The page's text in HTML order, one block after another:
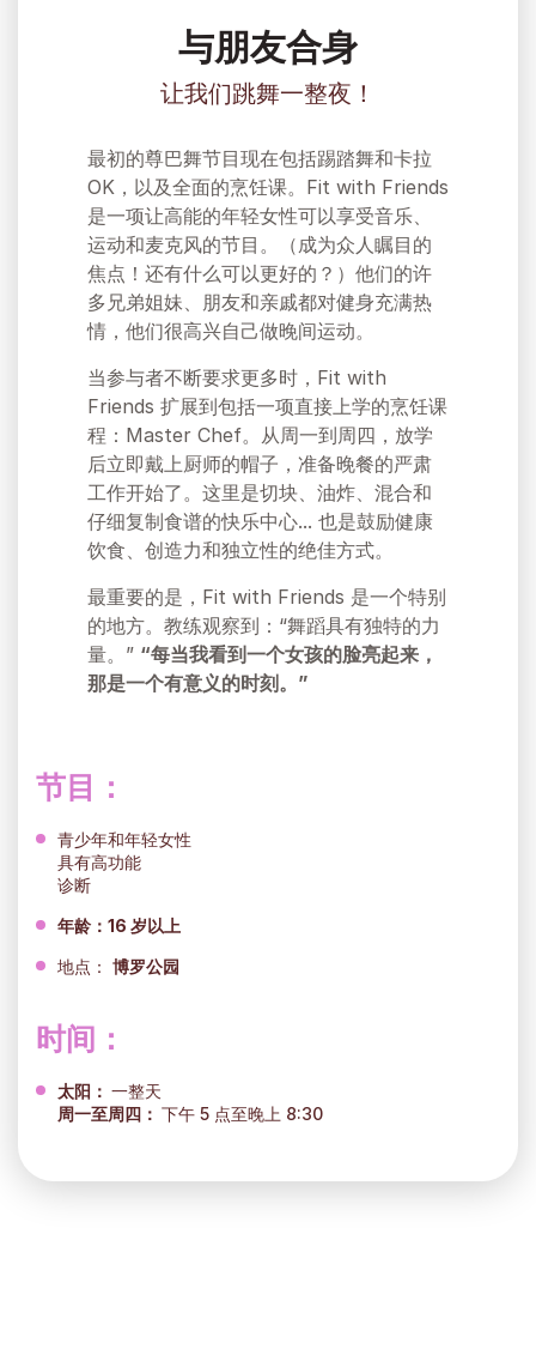
与朋友合身
让我们跳舞一整夜！
最初的尊巴舞节目现在包括踢踏舞和卡拉
OK，以及全面的烹饪课。Fit with Friends
是一项让高能的年轻女性可以享受音乐、
运动和麦克风的节目。（成为众人瞩目的
焦点！还有什么可以更好的？）他们的许
多兄弟姐妹、朋友和亲戚都对健身充满热
情，他们很高兴自己做晚间运动。
当参与者不断要求更多时，Fit with
Friends 扩展到包括一项直接上学的烹饪课
程：Master Chef。从周一到周四，放学
后立即戴上厨师的帽子，准备晚餐的严肃
工作开始了。这里是切块、油炸、混合和
仔细复制食谱的快乐中心... 也是鼓励健康
饮食、创造力和独立性的绝佳方式。
最重要的是，Fit with Friends 是一个特别
的地方。教练观察到：“舞蹈具有独特的力
量。” “每当我看到一个女孩的脸亮起来，
那是一个有意义的时刻。”
节目：
青少年和年轻女性
具有高功能
诊断
年龄：16 岁以上
地点： 博罗公园
时间：
太阳： 一整天
周一至周四： 下午 5 点至晚上 8:30